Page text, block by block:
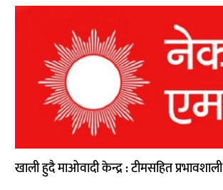
खाली हुदै माओवादी केन्द्र : टीमसहित प्रभावशाली